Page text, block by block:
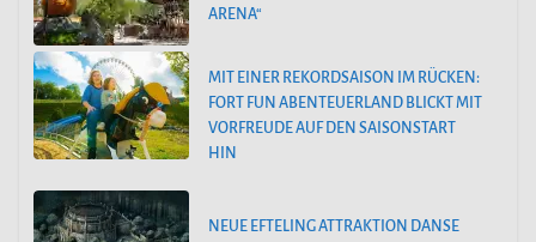
ARENA“
MIT EINER REKORDSAISON IM RÜCKEN:
FORT FUN ABENTEUERLAND BLICKT MIT
VORFREUDE AUF DEN SAISONSTART
HIN
NEUE EFTELING ATTRAKTION DANSE